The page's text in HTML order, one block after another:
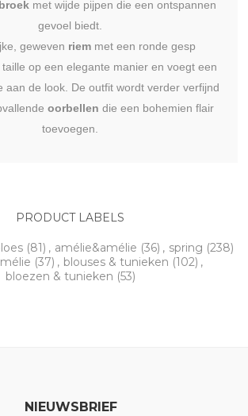
broek met wijde pijpen die een ontspannen
gevoel biedt.
geweven riem met een ronde gesp
op een elegante manier en voegt een
aan de look. De outfit wordt verder verfijnd
oorbellen die een bohemien flair
toevoegen.
PRODUCT LABELS
(81) , amélie&amélie (36) , spring (238)
(37) , blouses & tunieken (102) ,
bloezen & tunieken (53)
NIEUWSBRIEF